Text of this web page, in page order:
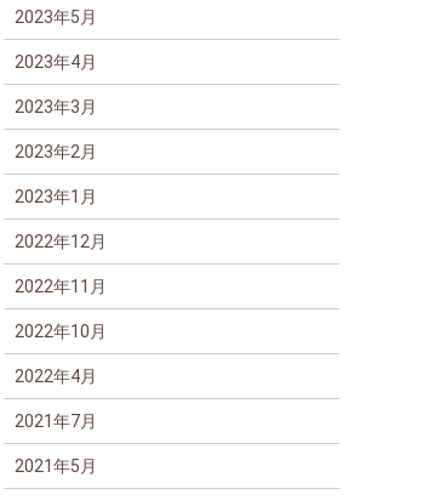
2023年5月
2023年4月
2023年3月
2023年2月
2023年1月
2022年12月
2022年11月
2022年10月
2022年4月
2021年7月
2021年5月